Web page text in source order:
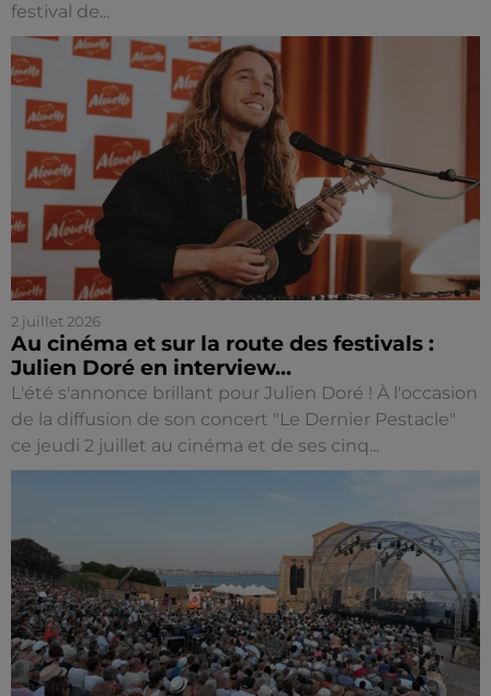
festival de...
2 juillet 2026
Au cinéma et sur la route des festivals :
Julien Doré en interview...
L'été s'annonce brillant pour Julien Doré ! À l'occasion
de la diffusion de son concert "Le Dernier Pestacle"
ce jeudi 2 juillet au cinéma et de ses cinq...